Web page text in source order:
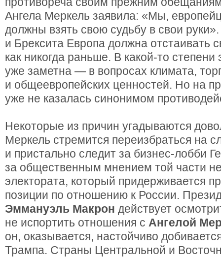
Ангела Меркель заявила: «Мы,
должны взять свою судьбу в свои
и Брексита Европа должна отстаивать
как никогда раньше. В какой-то степени
уже заметна — в вопросах климата,
и общеевропейских ценностей. Но на
уже не казалась синонимом
Некоторые из причин угадываются
Меркель стремится переизбраться на
и пристально следит за бизнес-лобби
за общественным мнением той части
электората, который придерживается
позиции по отношению к России.
Эммануэль Макрон действует
не испортить отношения с Ангелой
он, оказывается, настойчиво
Трампа. Страны Центральной и